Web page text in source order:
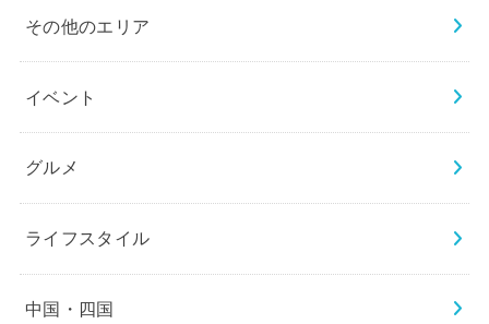
その他のエリア
イベント
グルメ
ライフスタイル
中国・四国